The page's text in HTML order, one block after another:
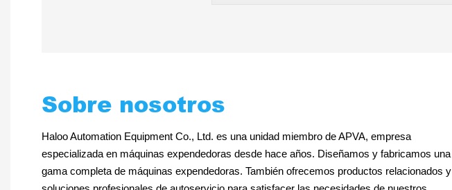
Sobre nosotros
Haloo Automation Equipment Co., Ltd. es una unidad miembro de APVA, empresa
especializada en máquinas expendedoras desde hace años. Diseñamos y fabricamos una
gama completa de máquinas expendedoras. También ofrecemos productos relacionados y